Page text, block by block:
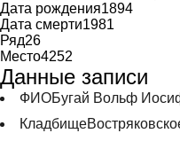
Дата рождения1894
Дата смерти1981
Ряд26
Место4252
Данные записи
ФИОБугай Вольф
Кладбище